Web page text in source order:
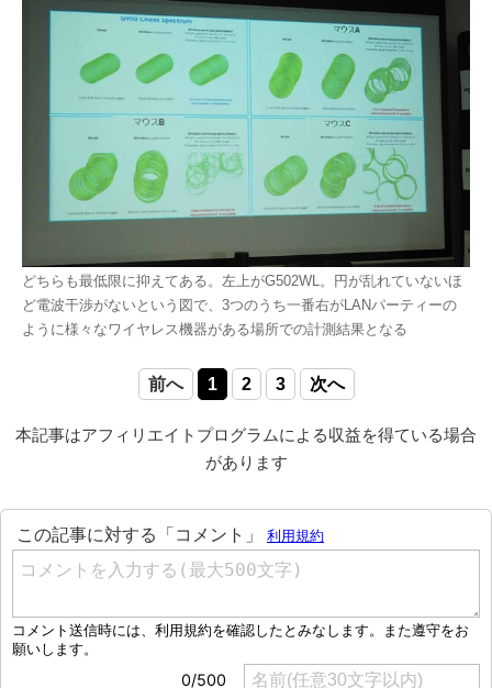
どちらも最低限に抑えてある。左上がG502WL。円が乱れていないほ
ど電波干渉がないという図で、3つのうち一番右がLANパーティーの
ように様々なワイヤレス機器がある場所での計測結果となる
前へ 1 2 3 次へ
本記事はアフィリエイトプログラムによる収益を得ている場合
があります